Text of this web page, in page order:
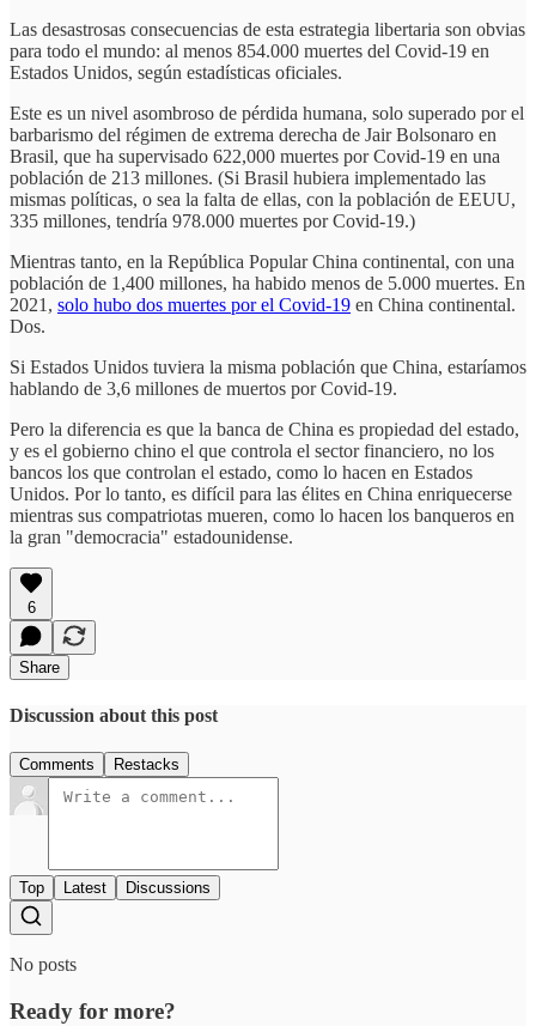
Las desastrosas consecuencias de esta estrategia libertaria son obvias
para todo el mundo: al menos 854.000 muertes del Covid-19 en
Estados Unidos, según estadísticas oficiales.
Este es un nivel asombroso de pérdida humana, solo superado por el
barbarismo del régimen de extrema derecha de Jair Bolsonaro en
Brasil, que ha supervisado 622,000 muertes por Covid-19 en una
población de 213 millones. (Si Brasil hubiera implementado las
mismas políticas, o sea la falta de ellas, con la población de EEUU,
335 millones, tendría 978.000 muertes por Covid-19.)
Mientras tanto, en la República Popular China continental, con una
población de 1,400 millones, ha habido menos de 5.000 muertes. En
2021, solo hubo dos muertes por el Covid-19 en China continental.
Dos.
Si Estados Unidos tuviera la misma población que China, estaríamos
hablando de 3,6 millones de muertos por Covid-19.
Pero la diferencia es que la banca de China es propiedad del estado,
y es el gobierno chino el que controla el sector financiero, no los
bancos los que controlan el estado, como lo hacen en Estados
Unidos. Por lo tanto, es difícil para las élites en China enriquecerse
mientras sus compatriotas mueren, como lo hacen los banqueros en
la gran "democracia" estadounidense.
6
Share
Discussion about this post
Comments Restacks
Top Latest Discussions
No posts
Ready for more?